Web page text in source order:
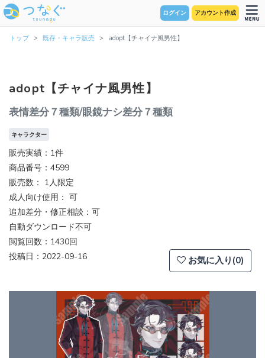
ログイン アカウント作成
トップ 既存・キャラ販売 adopt【チャイナ風男性】
adopt【チャイナ風男性】
表情差分７種類/眼鏡ナシ差分７種類
キャラクター
販売実績：1件
商品番号：4599
販売数： 1人限定
成人向け使用： 可
追加差分・修正相談：可
自動ダウンロード不可
閲覧回数：1430回
投稿日：2022-09-16
お気に入り(0)